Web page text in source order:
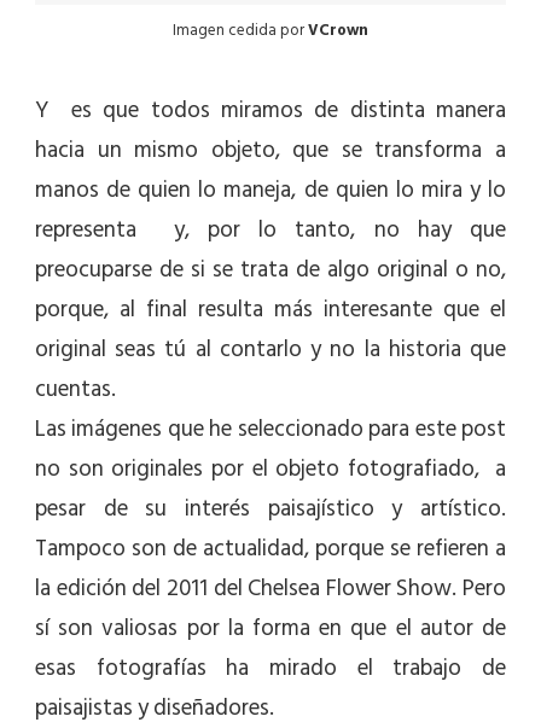
Imagen cedida porVCrown
Y es que todos miramos de distinta manera
hacia un mismo objeto, que se transforma a
manos de quien lo maneja, de quien lo mira y lo
representa y, por lo tanto, no hay que
preocuparse de si se trata de algo original o no,
porque, al final resulta más interesante que el
original seas tú al contarlo y no la historia que
cuentas.
Las imágenes que he seleccionado para este post
no son originales por el objeto fotografiado, a
pesar de su interés paisajístico y artístico.
Tampoco son de actualidad, porque se refieren a
la edición del 2011 del Chelsea Flower Show. Pero
sí son valiosas por la forma en que el autor de
esas fotografías ha mirado el trabajo de
paisajistas y diseñadores.